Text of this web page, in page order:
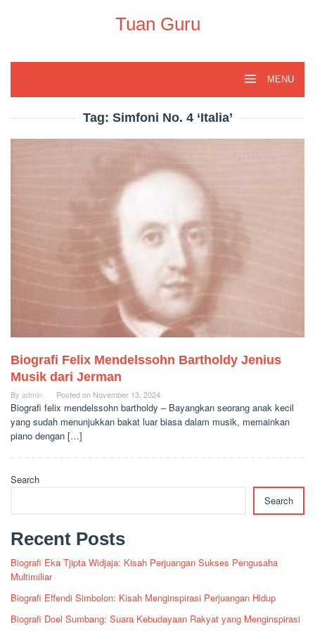
Tuan Guru
MENU
Tag: Simfoni No. 4 ‘Italia’
Biografi Felix Mendelssohn Bartholdy Jenius
Musik dari Jerman
By admin Posted on November 13, 2024
Biografi felix mendelssohn bartholdy – Bayangkan seorang anak kecil
yang sudah menunjukkan bakat luar biasa dalam musik, memainkan
piano dengan […]
Search
Search
Recent Posts
Biografi Eka Tjipta Widjaja: Kisah Perjuangan Sukses Pengusaha
Multimiliar
Biografi Effendi Simbolon: Kisah Menginspirasi Perjuangan Hidup
Biografi Doel Sumbang: Suara Kebudayaan Rakyat yang Menginspirasi